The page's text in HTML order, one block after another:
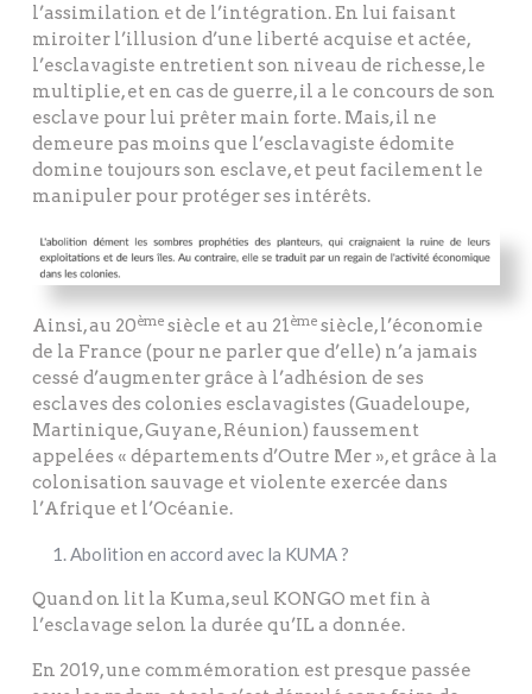
l’assimilation et de l’intégration. En lui faisant
miroiter l’illusion d’une liberté acquise et actée,
l’esclavagiste entretient son niveau de richesse, le
multiplie, et en cas de guerre, il a le concours de son
esclave pour lui prêter main forte. Mais, il ne
demeure pas moins que l’esclavagiste édomite
domine toujours son esclave, et peut facilement le
manipuler pour protéger ses intérêts.
Ainsi, au 20ème siècle et au 21ème siècle, l’économie
de la France (pour ne parler que d’elle) n’a jamais
cessé d’augmenter grâce à l’adhésion de ses
esclaves des colonies esclavagistes (Guadeloupe,
Martinique, Guyane, Réunion) faussement
appelées « départements d’Outre Mer », et grâce à la
colonisation sauvage et violente exercée dans
l’Afrique et l’Océanie.
Abolition en accord avec la KUMA ?
Quand on lit la Kuma, seul KONGO met fin à
l’esclavage selon la durée qu’IL a donnée.
En 2019, une commémoration est presque passée